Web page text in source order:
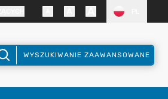
WYSZUKIWANIE ZAAWANSOWANE